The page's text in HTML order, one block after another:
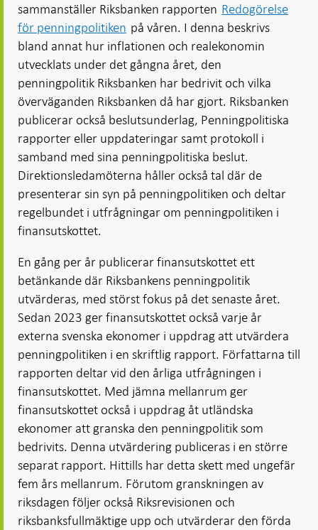
sammanställer Riksbanken rapporten Redogörelse
för penningpolitiken på våren. I denna beskrivs
bland annat hur inflationen och realekonomin
utvecklats under det gångna året, den
penningpolitik Riksbanken har bedrivit och vilka
överväganden Riksbanken då har gjort. Riksbanken
publicerar också beslutsunderlag, Penningpolitiska
rapporter eller uppdateringar samt protokoll i
samband med sina penningpolitiska beslut.
Direktionsledamöterna håller också tal där de
presenterar sin syn på penningpolitiken och deltar
regelbundet i utfrågningar om penningpolitiken i
finansutskottet.
En gång per år publicerar finansutskottet ett
betänkande där Riksbankens penningpolitik
utvärderas, med störst fokus på det senaste året.
Sedan 2023 ger finansutskottet också varje år
externa svenska ekonomer i uppdrag att utvärdera
penningpolitiken i en skriftlig rapport. Författarna till
rapporten deltar vid den årliga utfrågningen i
finansutskottet. Med jämna mellanrum ger
finansutskottet också i uppdrag åt utländska
ekonomer att granska den penningpolitik som
bedrivits. Denna utvärdering publiceras i en större
separat rapport. Hittills har detta skett med ungefär
fem års mellanrum. Förutom granskningen av
riksdagen följer också Riksrevisionen och
riksbanksfullmäktige upp och utvärderar den förda